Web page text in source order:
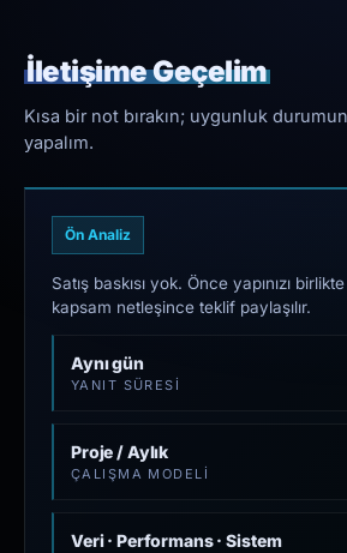
İletişime Geçelim
Kısa bir not bırakın; uygunluk
yapalım.
Ön Analiz
Satış baskısı yok. Önce yapınızı
kapsam netleşince teklif paylaşılır.
Aynı gün
YANIT SÜRESI
Proje / Aylık
ÇALIŞMA MODELI
Veri · Performans · Sistem